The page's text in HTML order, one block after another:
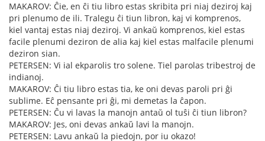
MAKAROV: Ĉie, en ĉi tiu libro estas skribita pri niaj deziroj kaj
pri plenumo de ili. Tralegu ĉi tiun libron, kaj vi komprenos,
kiel vantaj estas niaj deziroj. Vi ankaŭ komprenos, kiel estas
facile plenumi deziron de alia kaj kiel estas malfacile plenumi
deziron sian.
PETERSEN: Vi ial ekparolis tro solene. Tiel parolas tribestroj de
indianoj.
MAKAROV: Ĉi tiu libro estas tia, ke oni devas paroli pri ĝi
sublime. Eĉ pensante pri ĝi, mi demetas la ĉapon.
PETERSEN: Ĉu vi lavas la manojn antaŭ ol tuŝi ĉi tiun libron?
MAKAROV: Jes, oni devas ankaŭ lavi la manojn.
PETERSEN: Lavu ankaŭ la piedojn, por iu okazo!